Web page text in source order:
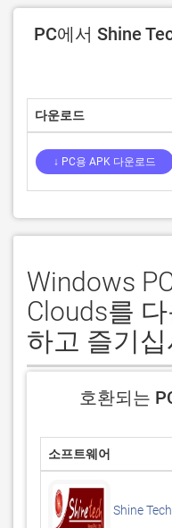
PC에서 Shine
다운로드
↓ PC용 APK 다운로드
Windows
Clouds를
하고 즐기
호환되는
소프트웨어
Shine